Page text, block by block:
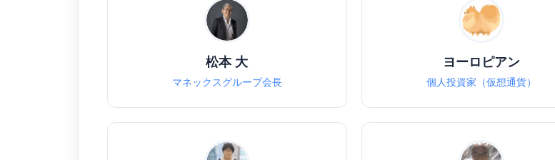
松本 大
マネックスグループ会長
ヨーロピアン
個人投資家（仮想通貨）